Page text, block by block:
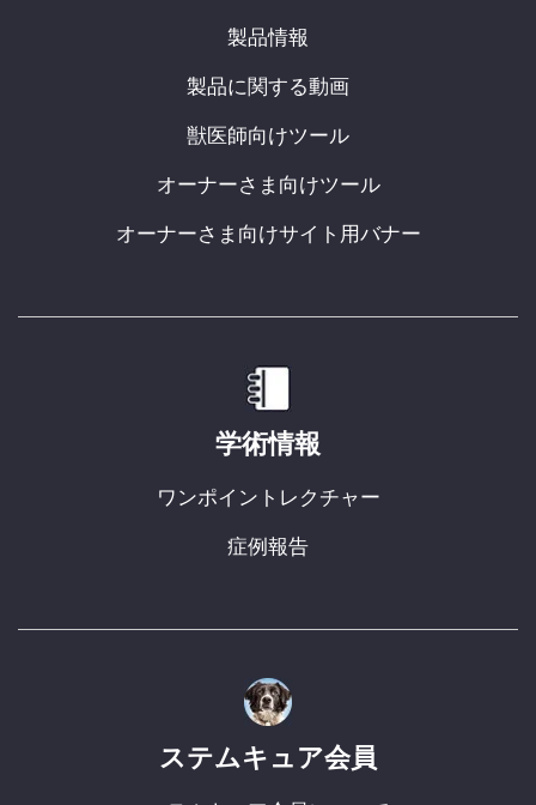
製品情報
製品に関する動画
獣医師向けツール
オーナーさま向けツール
オーナーさま向けサイト用バナー
学術情報
ワンポイントレクチャー
症例報告
ステムキュア会員